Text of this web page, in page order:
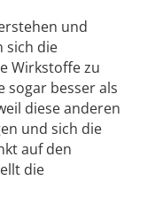
und
sich die
Wirkstoffe zu
sogar besser als
diese anderen
und sich die
auf den
die